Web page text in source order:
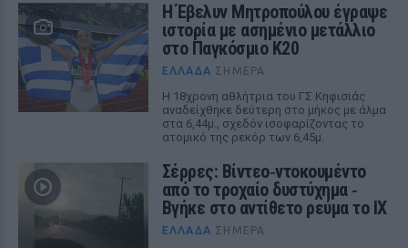
Η Έβελυν Μητροπούλου έγραψε
ιστορία με ασημένιο μετάλλιο
στο Παγκόσμιο Κ20
ΕΛΛΆΔΑ ΣΉΜΕΡΑ
Η 18χρονη αθλήτρια του ΓΣ Κηφισιάς
αναδείχθηκε δεύτερη στο μήκος με άλμα
στα 6,44μ., σχεδόν ισοφαρίζοντας το
ατομικό της ρεκόρ των 6,45μ.
Σέρρες: Βίντεο‑ντοκουμέντο
από το τροχαίο δυστύχημα ‑
Βγήκε στο αντίθετο ρεύμα το ΙΧ
ΕΛΛΆΔΑ ΣΉΜΕΡΑ